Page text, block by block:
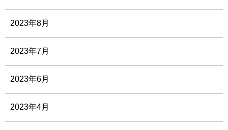
2023年8月
2023年7月
2023年6月
2023年4月